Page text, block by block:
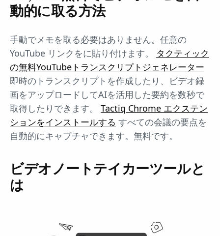
動的に取る方法
手動でメモを取る必要はありません。任意の
YouTube リンクをに貼り付けます。 タクティック
の無料YouTubeトランスクリプトジェネレーター
即時のトランスクリプトを作成したり、ビデオ録
画をアップロードしてAIを活用した要約を数秒で
取得したりできます。 Tactiq Chrome エクステン
ションをインストールする すべての会議の要点を
自動的にキャプチャできます。無料です。
ビデオノートテイカーツールと
は